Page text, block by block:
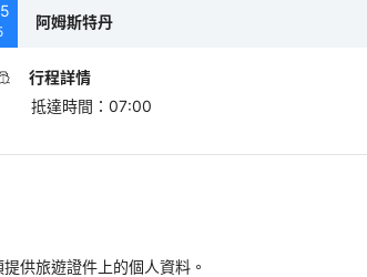
阿姆斯特丹
行程詳情
抵達時間 ： 07:00
供旅遊證件上的個人資料。